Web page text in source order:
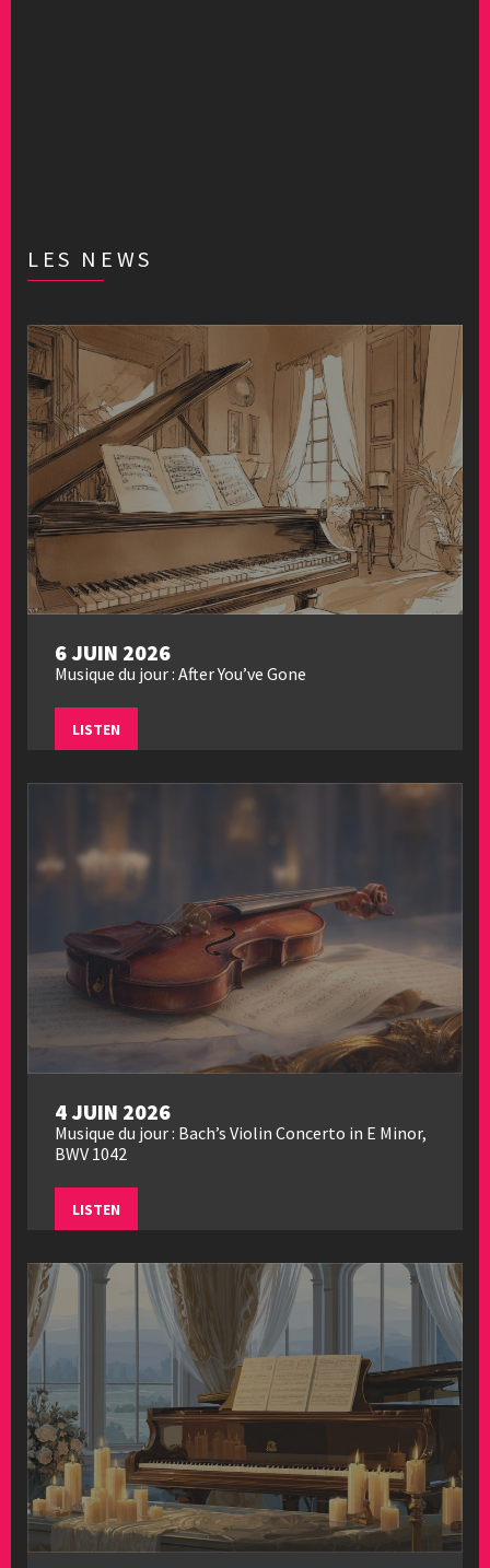
LES NEWS
6 JUIN 2026
Musique du jour : After You’ve Gone
LISTEN
4 JUIN 2026
Musique du jour : Bach’s Violin Concerto in E Minor,
BWV 1042
LISTEN